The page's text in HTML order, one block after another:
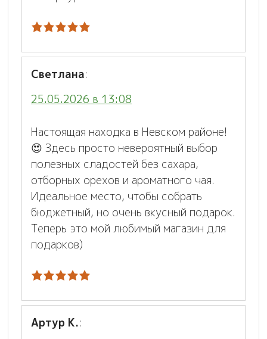
Светлана:
25.05.2026 в 13:08
Настоящая находка в Невском районе!
😍 Здесь просто невероятный выбор
полезных сладостей без сахара,
отборных орехов и ароматного чая.
Идеальное место, чтобы собрать
бюджетный, но очень вкусный подарок.
Теперь это мой любимый магазин для
подарков)
Артур К.: